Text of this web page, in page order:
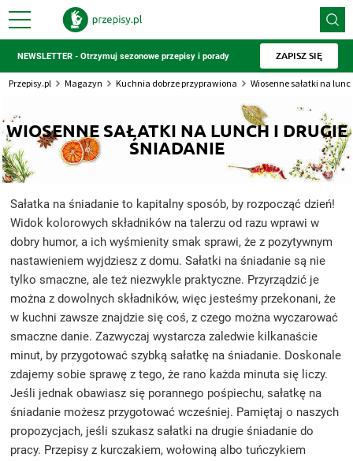
NEWSLETTER - Otrzymuj sezonowe przepisy i porady ZAPISZ SIĘ
Przepisy.pl Magazyn Kuchnia dobrze przyprawiona Wiosenne sałatki na
WIOSENNE SAŁATKI NA LUNCH I DRUGIE
ŚNIADANIE
Sałatka na śniadanie to kapitalny sposób, by rozpocząć dzień!
Widok kolorowych składników na talerzu od razu wprawi w
dobry humor, a ich wyśmienity smak sprawi, że z pozytywnym
nastawieniem wyjdziesz z domu. Sałatki na śniadanie są nie
tylko smaczne, ale też niezwykle praktyczne. Przyrządzić je
można z dowolnych składników, więc jesteśmy przekonani, że
w kuchni zawsze znajdzie się coś, z czego można wyczarować
smaczne danie. Zazwyczaj wystarcza zaledwie kilkanaście
minut, by przygotować szybką sałatkę na śniadanie. Doskonale
zdajemy sobie sprawę z tego, że rano każda minuta się liczy.
Jeśli jednak obawiasz się porannego pośpiechu, sałatkę na
śniadanie możesz przygotować wcześniej. Pamiętaj o naszych
propozycjach, jeśli szukasz sałatki na drugie śniadanie do
pracy. Przepisy z kurczakiem, wołowiną albo tuńczykiem